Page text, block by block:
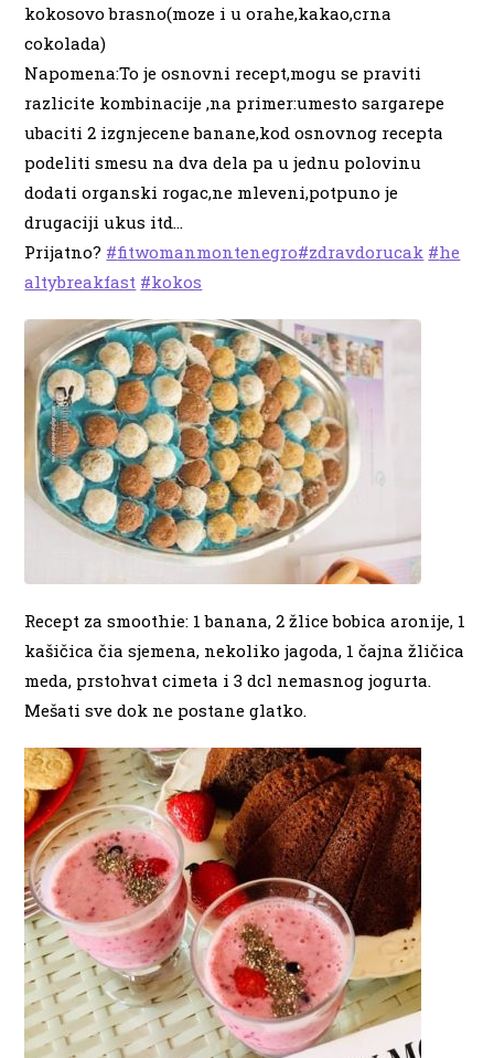
kokosovo brasno(moze i u orahe,kakao,crna
cokolada)
Napomena:To je osnovni recept,mogu se praviti
razlicite kombinacije ,na primer:umesto sargarepe
ubaciti 2 izgnjecene banane,kod osnovnog recepta
podeliti smesu na dva dela pa u jednu polovinu
dodati organski rogac,ne mleveni,potpuno je
drugaciji ukus itd…
Prijatno? #fitwomanmontenegro#zdravdorucak #he
altybreakfast #kokos
Recept za smoothie: 1 banana, 2 žlice bobica aronije, 1
kašičica čia sjemena, nekoliko jagoda, 1 čajna žličica
meda, prstohvat cimeta i 3 dcl nemasnog jogurta.
Mešati sve dok ne postane glatko.